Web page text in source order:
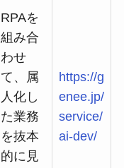
RPAを
組み合
わせ
て、属
人化し
た業務
を抜本
的に見
https://g
enee.jp/
service/
ai-dev/